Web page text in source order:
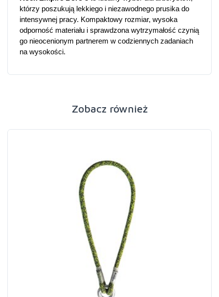
którzy poszukują lekkiego i niezawodnego prusika do
intensywnej pracy. Kompaktowy rozmiar, wysoka
odporność materiału i sprawdzona wytrzymałość czynią
go nieocenionym partnerem w codziennych zadaniach
na wysokości.
Zobacz również